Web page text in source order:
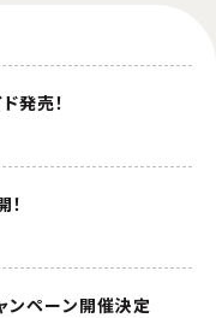
発売！
ペーン開催決定